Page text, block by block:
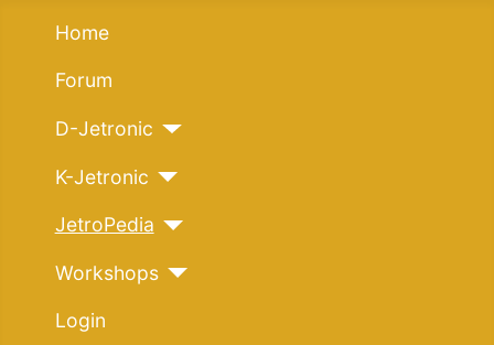
Home
Forum
D-Jetronic
K-Jetronic
JetroPedia
Workshops
Login